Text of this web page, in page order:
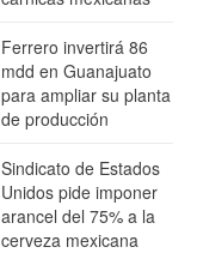
Ferrero invertirá 86
mdd en Guanajuato
para ampliar su planta
de producción
Sindicato de Estados
Unidos pide imponer
arancel del 75% a la
cerveza mexicana